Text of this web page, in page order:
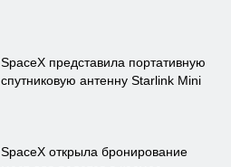
SpaceX представила портативную
спутниковую антенну Starlink Mini
SpaceX открыла бронирование